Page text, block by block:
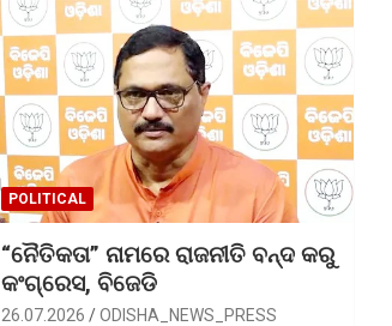
POLITICAL
“ନୈତିକତା” ନାମରେ ରାଜନୀତି ବନ୍ଦ କରୁ
କଂଗ୍ରେସ, ବିଜେଡି
26.07.2026 ODISHA_NEWS_PRESS